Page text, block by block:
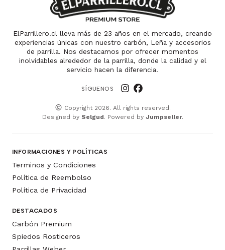
ElParrillero.cl lleva más de 23 años en el mercado, creando
experiencias únicas con nuestro carbón, Leña y accesorios
de parrilla. Nos destacamos por ofrecer momentos
inolvidables alrededor de la parrilla, donde la calidad y el
servicio hacen la diferencia.
SÍGUENOS
Copyright 2026. All rights reserved.
Designed by Selgud. Powered by Jumpseller.
INFORMACIONES Y POLÍTICAS
Terminos y Condiciones
Política de Reembolso
Política de Privacidad
DESTACADOS
Carbón Premium
Spiedos Rosticeros